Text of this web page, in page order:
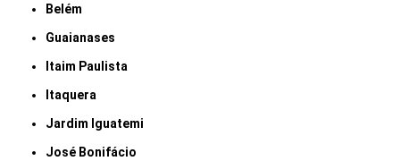
Belém
Guaianases
Itaim Paulista
Itaquera
Jardim Iguatemi
José Bonifácio